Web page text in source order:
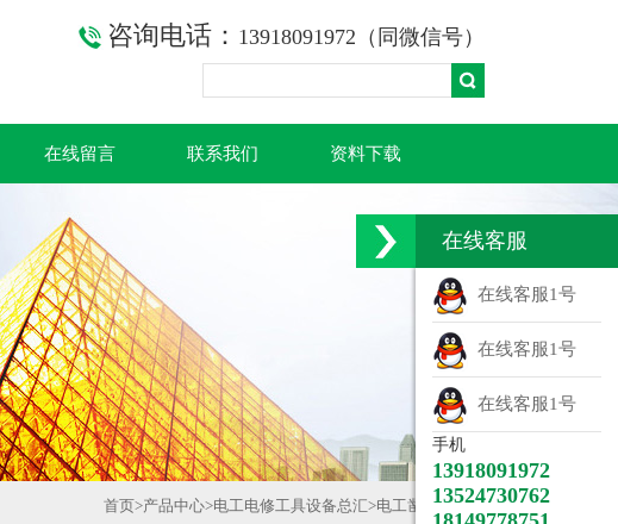
咨询电话： 13918091972（同微信号）
在线留言 联系我们 资料下载
首页>产品中心>电工电修工具设备总汇>电工凿、橡胶锤
在线客服
在线客服1号
在线客服1号
在线客服1号
手机
13918091972
13524730762